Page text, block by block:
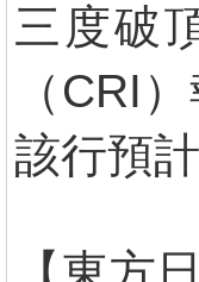
三度破
（CRI
該行預